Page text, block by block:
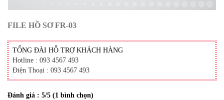
FILE HỒ SƠ FR-03
TỔNG ĐÀI HỖ TRỢ KHÁCH HÀNG
Hotline : 093 4567 493
Điện Thoại : 093 4567 493
Đánh giá : 5/5 (1 bình chọn)